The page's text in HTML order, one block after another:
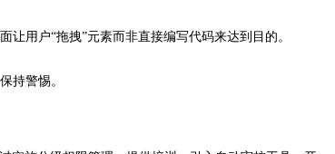
用户“拖拽”元素而非直接编写代码来达到目的。
持警惕。